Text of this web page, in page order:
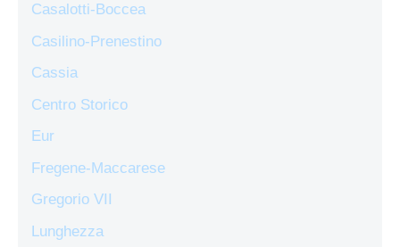
Casalotti-Boccea
Casilino-Prenestino
Cassia
Centro Storico
Eur
Fregene-Maccarese
Gregorio VII
Lunghezza